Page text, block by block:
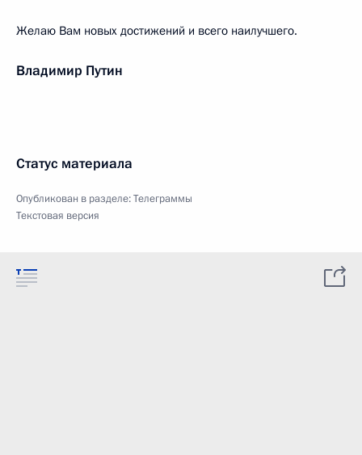
Желаю Вам новых достижений и всего наилучшего.
Владимир Путин
Статус материала
Опубликован в разделе:Телеграммы
Текстовая версия